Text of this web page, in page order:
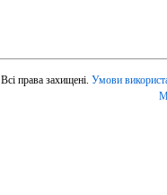
права захищені. Умови